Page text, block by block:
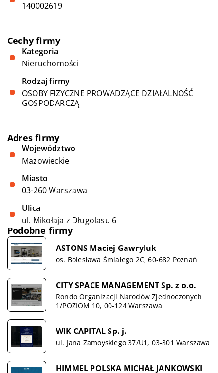
140002619
Cechy firmy
Kategoria
Nieruchomości
Rodzaj firmy
OSOBY FIZYCZNE PROWADZĄCE DZIAŁALNOŚĆ
GOSPODARCZĄ
Adres firmy
Województwo
Mazowieckie
Miasto
03-260 Warszawa
Ulica
ul. Mikołaja z Długolasu 6
Podobne firmy
ASTONS Maciej Gawryluk
os. Bolesława Śmiałego 2C, 60-682 Poznań
CITY SPACE MANAGEMENT Sp. z o.o.
Rondo Organizacji Narodów Zjednoczonych
1/POZIOM 10, 00-124 Warszawa
WIK CAPITAL Sp. j.
ul. Jana Zamoyskiego 37/U1, 03-801 Warszawa
HIMMEL POLSKA MICHAŁ JANKOWSKI